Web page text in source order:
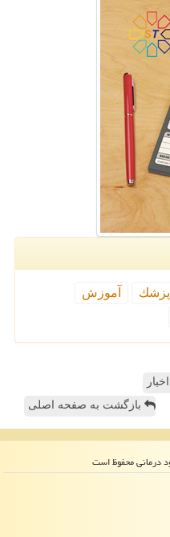
پزشك
آموزش
بازگشت به صفحه اصلی